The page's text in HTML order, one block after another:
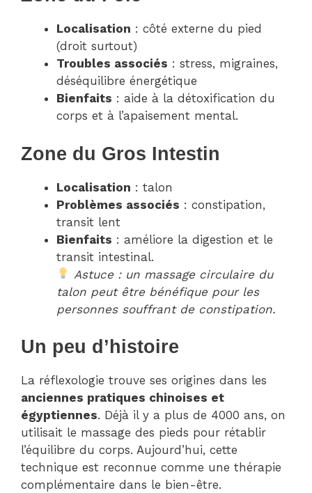
Localisation : côté externe du pied
(droit surtout)
Troubles associés : stress, migraines,
déséquilibre énergétique
Bienfaits : aide à la détoxification du
corps et à l’apaisement mental.
Zone du Gros Intestin
Localisation : talon
Problèmes associés : constipation,
transit lent
Bienfaits : améliore la digestion et le
transit intestinal.
Astuce : un massage circulaire du
talon peut être bénéfique pour les
personnes souffrant de constipation.
Un peu d’histoire
La réflexologie trouve ses origines dans les
anciennes pratiques chinoises et
égyptiennes. Déjà il y a plus de 4000 ans, on
utilisait le massage des pieds pour rétablir
l’équilibre du corps. Aujourd’hui, cette
technique est reconnue comme une thérapie
complémentaire dans le bien-être.